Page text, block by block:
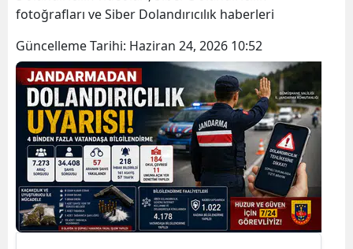
Bursa
Çanakkale
Çankırı
Denizli
Diyarbakır
fotoğrafları ve Siber Dolandırıcılık haberleri
Güncelleme Tarihi: Haziran 24, 2026 10:52